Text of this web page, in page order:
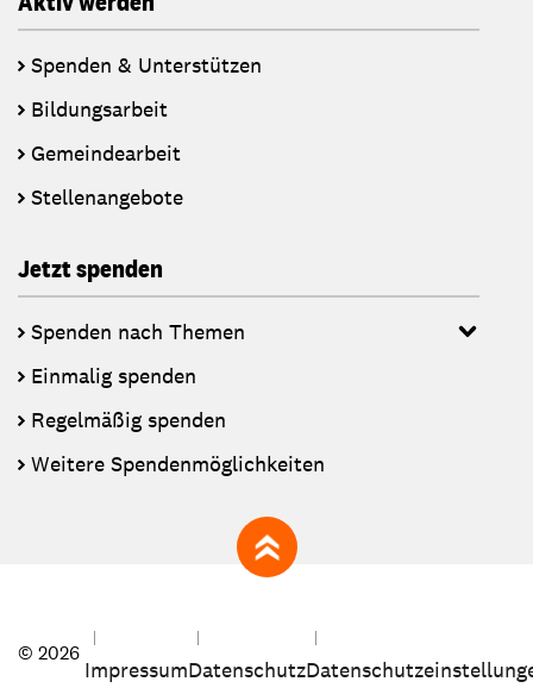
Spenden & Unterstützen
Bildungsarbeit
Gemeindearbeit
Stellenangebote
Jetzt spenden
Spenden nach Themen
Einmalig spenden
Regelmäßig spenden
Weitere Spendenmöglichkeiten
zum Seitenanfang
© 2026
ImpressumDatenschutz